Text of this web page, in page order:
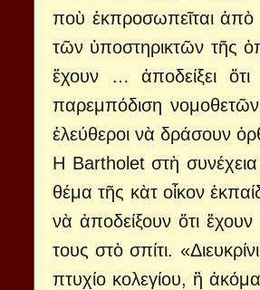
ποὺ ἐκπροσωπεῖται ἀπὸ
τῶν ὑποστηρικτῶν τῆς
ἔχουν … ἀποδείξει
παρεμπόδιση
ἐλεύθεροι νὰ δράσουν
Η Bartholet στὴ συνέχεια
θέμα τῆς κὰτ οἶκον
νὰ ἀποδείξουν ὅτι
τους στὸ σπίτι.
πτυχίο κολεγίου, ἢ